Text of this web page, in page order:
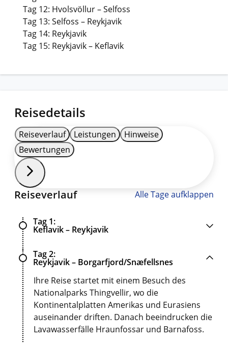
Tag 12: Hvolsvöllur – Selfoss
Tag 13: Selfoss – Reykjavik
Tag 14: Reykjavik
Tag 15: Reykjavik – Keflavik
Reisedetails
Reiseverlauf Leistungen
Hinweise
Bewertungen
Reiseverlauf Alle Tage aufklappen
Tag 1
Keflavik – Reykjavik
Tag 2
Reykjavik – Borgarfjord/Snæfellsnes
Ihre Reise startet mit einem Besuch des
Nationalparks Thingvellir, wo die
Kontinentalplatten Amerikas und Eurasiens
auseinander driften. Danach beeindrucken die
Lavawasserfälle Hraunfossar und Barnafoss.